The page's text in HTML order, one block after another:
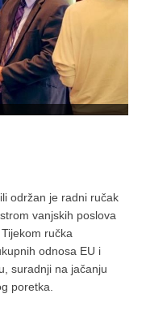
održan je radni ručak
vanjskih poslova
ručka
odnosa EU i
suradnji na jačanju
poretka.